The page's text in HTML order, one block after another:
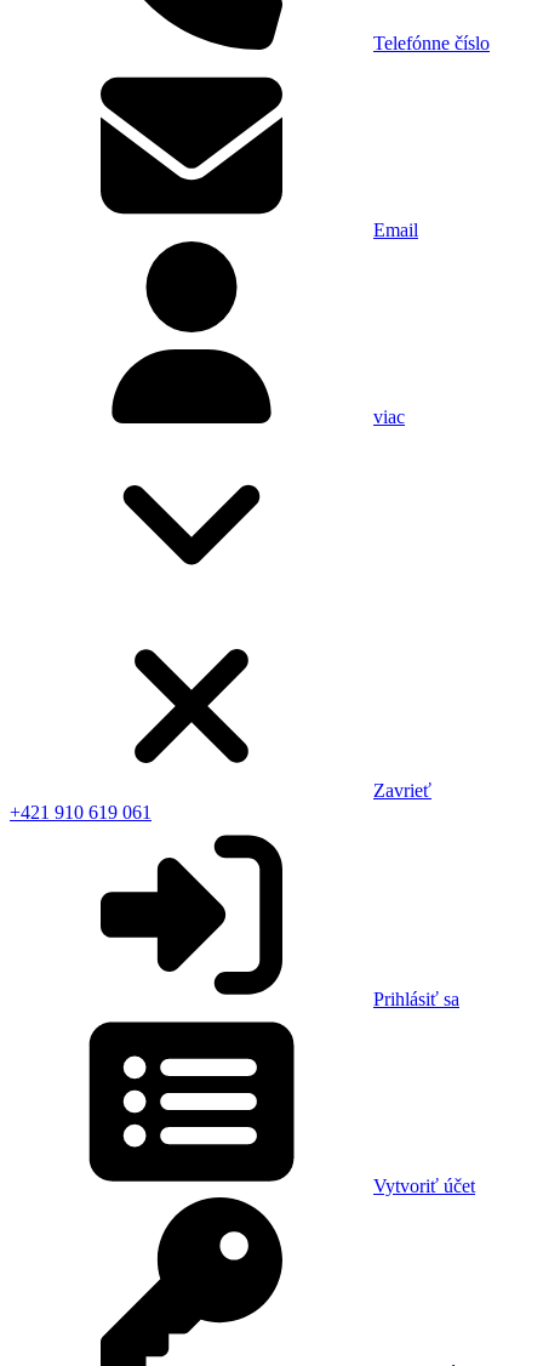
Telefónne číslo
Email
viac
Zavrieť
+421 910 619 061
Prihlásiť sa
Vytvoriť účet